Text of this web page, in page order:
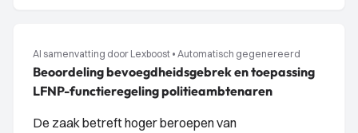
AI samenvatting door Lexboost • Automatisch gegenereerd
Beoordeling bevoegdheidsgebrek en toepassing
LFNP-functieregeling politieambtenaren
De zaak betreft hoger beroepen van